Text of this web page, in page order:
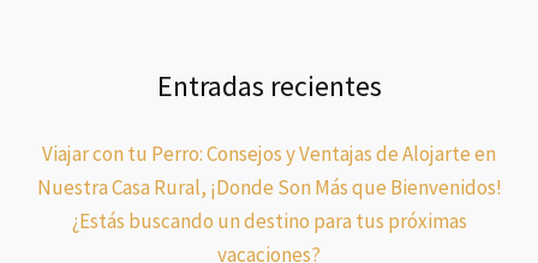
Entradas recientes
Viajar con tu Perro: Consejos y Ventajas de Alojarte en
Nuestra Casa Rural, ¡Donde Son Más que Bienvenidos!
¿Estás buscando un destino para tus próximas
vacaciones?